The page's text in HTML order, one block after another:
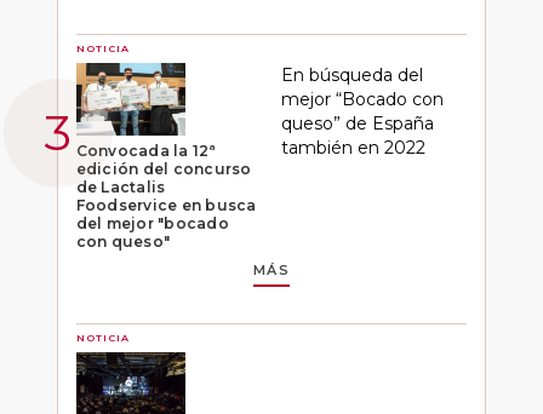
NOTICIA
Convocada la 12ª
edición del concurso
de Lactalis
Foodservice en busca
del mejor "bocado
con queso"
En búsqueda del
mejor “Bocado con
queso” de España
también en 2022
MÁS
NOTICIA